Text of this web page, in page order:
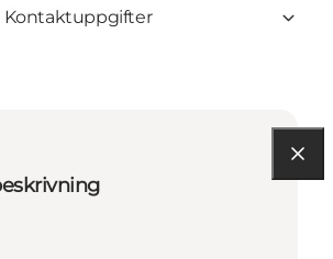
Kontaktuppgifter